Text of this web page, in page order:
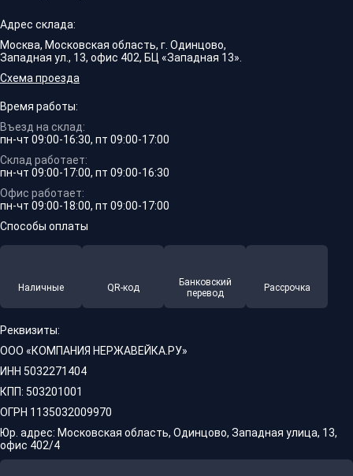
Адрес склада:
Москва, Московская область, г. Одинцово,
Западная ул., 13, офис 402, БЦ «Западная 13».
Схема проезда
Время работы:
Въезд на склад:
пн-чт 09:00-16:30, пт 09:00-17:00
Склад работает:
пн-чт 09:00-17:00, пт 09:00-16:30
Офис работает:
пн-чт 09:00-18:00, пт 09:00-17:00
Способы оплаты
Наличные QR-код
Банковский
перевод
Рассрочка
Реквизиты:
ООО «КОМПАНИЯ НЕРЖАВЕЙКА.РУ»
ИНН 5032271404
КПП: 503201001
ОГРН 1135032009970
Юр. адрес: Московская область, Одинцово, Западная улица, 13,
офис 402/4